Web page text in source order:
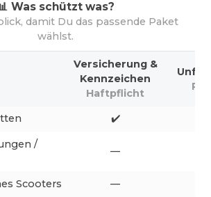
Was schützt was?
damit Du das passende Paket
wählst.
Versicherung &
Kennzeichen
Haftpflicht
✔️
/
—
Scooters —